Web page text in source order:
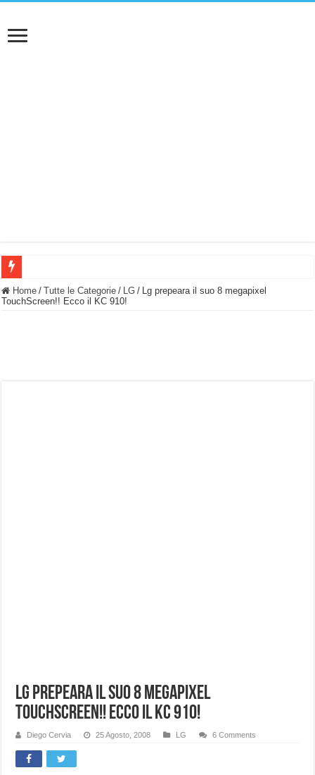
BASTA FATICARE! Questo robot tagliaerba lo appoggi e fa tutto lui! (Senza
Home / Tutte le Categorie / LG / Lg prepeara il suo 8 megapixel
TouchScreen!! Ecco il KC 910!
Lg prepeara il suo 8 megapixel
TouchScreen!! Ecco il KC 910!
Diego Cervia 25 Agosto, 2008 LG 6 Comments